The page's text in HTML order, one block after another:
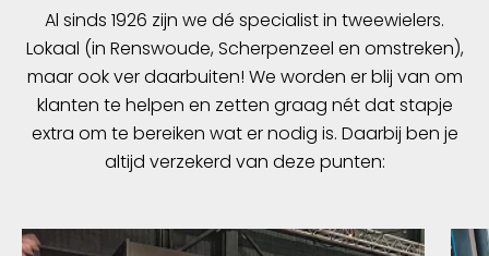
Al sinds 1926 zijn we dé specialist in tweewielers.
Lokaal (in Renswoude, Scherpenzeel en omstreken),
maar ook ver daarbuiten! We worden er blij van om
klanten te helpen en zetten graag nét dat stapje
extra om te bereiken wat er nodig is. Daarbij ben je
altijd verzekerd van deze punten: